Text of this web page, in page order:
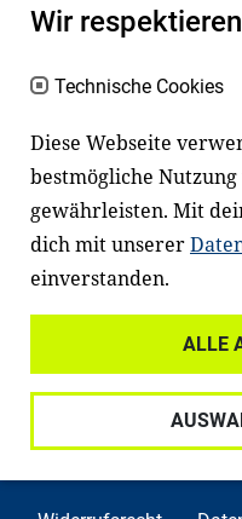
Es erleichtert den
einem
Kinder und
Unser Angebot
an Familien
Lehrer*innen und
Fachexpert*innen.
mit Ministerien,
Einrichtungen,
und anderen
Wir
Technische Cookies
Diese Webseite
bestmögliche
gewährleisten. Mit
dich mit unserer
einverstanden.
ALLE